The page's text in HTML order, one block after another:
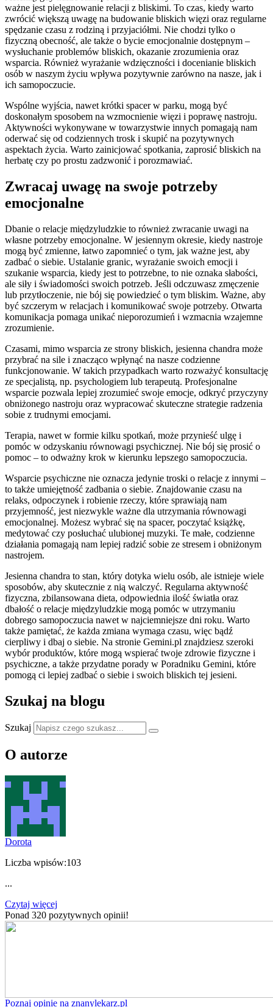
ważne jest pielęgnowanie relacji z bliskimi. To czas, kiedy warto
zwrócić większą uwagę na budowanie bliskich więzi oraz regularne
spędzanie czasu z rodziną i przyjaciółmi. Nie chodzi tylko o
fizyczną obecność, ale także o bycie emocjonalnie dostępnym –
wysłuchanie problemów bliskich, okazanie zrozumienia oraz
wsparcia. Również wyrażanie wdzięczności i docenianie bliskich
osób w naszym życiu wpływa pozytywnie zarówno na nasze, jak i
ich samopoczucie.
Wspólne wyjścia, nawet krótki spacer w parku, mogą być
doskonałym sposobem na wzmocnienie więzi i poprawę nastroju.
Aktywności wykonywane w towarzystwie innych pomagają nam
oderwać się od codziennych trosk i skupić na pozytywnych
aspektach życia. Warto zainicjować spotkania, zaprosić bliskich na
herbatę czy po prostu zadzwonić i porozmawiać.
Zwracaj uwagę na swoje potrzeby
emocjonalne
Dbanie o relacje międzyludzkie to również zwracanie uwagi na
własne potrzeby emocjonalne. W jesiennym okresie, kiedy nastroje
mogą być zmienne, łatwo zapomnieć o tym, jak ważne jest, aby
zadbać o siebie. Ustalanie granic, wyrażanie swoich emocji i
szukanie wsparcia, kiedy jest to potrzebne, to nie oznaka słabości,
ale siły i świadomości swoich potrzeb. Jeśli odczuwasz zmęczenie
lub przytłoczenie, nie bój się powiedzieć o tym bliskim. Ważne, aby
być szczerym w relacjach i komunikować swoje potrzeby. Otwarta
komunikacja pomaga unikać nieporozumień i wzmacnia wzajemne
zrozumienie.
Czasami, mimo wsparcia ze strony bliskich, jesienna chandra może
przybrać na sile i znacząco wpłynąć na nasze codzienne
funkcjonowanie. W takich przypadkach warto rozważyć konsultację
ze specjalistą, np. psychologiem lub terapeutą. Profesjonalne
wsparcie pozwala lepiej zrozumieć swoje emocje, odkryć przyczyny
obniżonego nastroju oraz wypracować skuteczne strategie radzenia
sobie z trudnymi emocjami.
Terapia, nawet w formie kilku spotkań, może przynieść ulgę i
pomóc w odzyskaniu równowagi psychicznej. Nie bój się prosić o
pomoc – to odważny krok w kierunku lepszego samopoczucia.
Wsparcie psychiczne nie oznacza jedynie troski o relacje z innymi –
to także umiejętność zadbania o siebie. Znajdowanie czasu na
relaks, odpoczynek i robienie rzeczy, które sprawiają nam
przyjemność, jest niezwykle ważne dla utrzymania równowagi
emocjonalnej. Możesz wybrać się na spacer, poczytać książkę,
medytować czy posłuchać ulubionej muzyki. Te małe, codzienne
działania pomagają nam lepiej radzić sobie ze stresem i obniżonym
nastrojem.
Jesienna chandra to stan, który dotyka wielu osób, ale istnieje wiele
sposobów, aby skutecznie z nią walczyć. Regularna aktywność
fizyczna, zbilansowana dieta, odpowiednia ilość światła oraz
dbałość o relacje międzyludzkie mogą pomóc w utrzymaniu
dobrego samopoczucia nawet w najciemniejsze dni roku. Warto
także pamiętać, że każda zmiana wymaga czasu, więc bądź
cierpliwy i dbaj o siebie. Na stronie Gemini.pl znajdziesz szeroki
wybór produktów, które mogą wspierać twoje zdrowie fizyczne i
psychiczne, a także przydatne porady w Poradniku Gemini, które
pomogą ci lepiej zadbać o siebie i swoich bliskich tej jesieni.
Szukaj na blogu
Szukaj
O autorze
Dorota
Liczba wpisów:103
...
Czytaj więcej
Ponad 320 pozytywnych opinii!
Poznaj opinie na znanylekarz.pl